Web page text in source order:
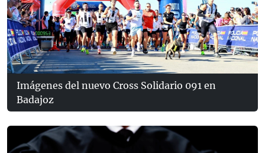
Imágenes del nuevo Cross Solidario 091 en
Badajoz